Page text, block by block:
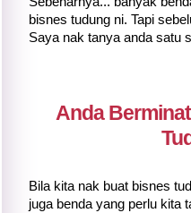
bisnes tudung ni. Tapi
Saya nak tanya anda satu
Anda
Bila kita nak buat bisnes
juga benda yang perlu kita